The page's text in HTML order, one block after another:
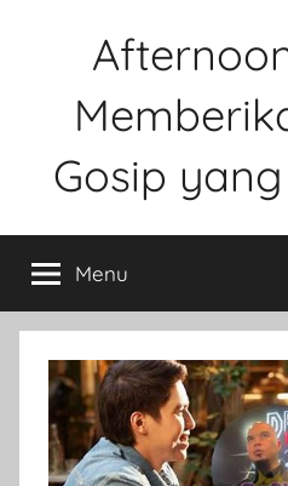
Gosip
Tentang
Ke
Gosipan
Berbagai
Kalangan
Menu